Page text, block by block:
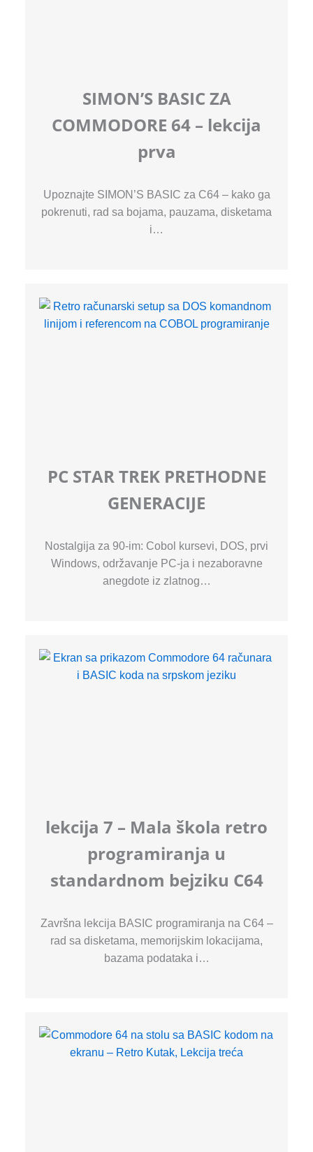
SIMON’S BASIC ZA
COMMODORE 64 – lekcija
prva
Upoznajte SIMON’S BASIC za C64 – kako ga
pokrenuti, rad sa bojama, pauzama, disketama
i…
PC STAR TREK PRETHODNE
GENERACIJE
Nostalgija za 90-im: Cobol kursevi, DOS, prvi
Windows, održavanje PC-ja i nezaboravne
anegdote iz zlatnog…
lekcija 7 – Mala škola retro
programiranja u
standardnom bejziku C64
Završna lekcija BASIC programiranja na C64 –
rad sa disketama, memorijskim lokacijama,
bazama podataka i…